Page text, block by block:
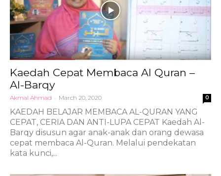
Kaedah Cepat Membaca Al Quran –
Al-Barqy
Akmal Ahmad - March 20, 2020 0
KAEDAH BELAJAR MEMBACA AL-QURAN YANG
CEPAT, CERIA DAN ANTI-LUPA CEPAT Kaedah Al-
Barqy disusun agar anak-anak dan orang dewasa
cepat membaca Al-Quran. Melalui pendekatan
kata kunci,...